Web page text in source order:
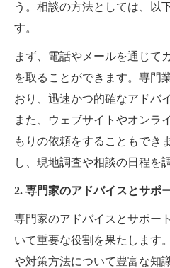
う。相談の方法としては、以
す。
まず、電話やメールを通じて
を取ることができます。専門
おり、迅速かつ的確なアドバ
また、ウェブサイトやオンラ
もりの依頼をすることもでき
し、現地調査や相談の日程を
2. 専門家のアドバイスとサポ
専門家のアドバイスとサポー
いて重要な役割を果たします
や対策方法について豊富な知